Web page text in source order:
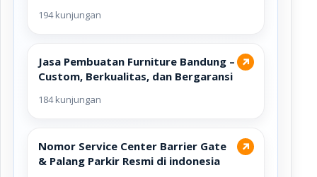
194 kunjungan
↗
Jasa Pembuatan Furniture Bandung –
Custom, Berkualitas, dan Bergaransi
184 kunjungan
↗
Nomor Service Center Barrier Gate
& Palang Parkir Resmi di indonesia